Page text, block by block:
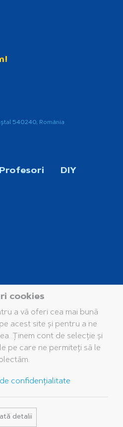
540240, România
Profesori DIY
noastră
Servicii
Cataloage
Întrebări frecvente
cookies
a vă oferi cea mai bună
acest site și pentru a ne
Ținem cont de selecție și
pe care ne permiteți să le
confidențialitate
detalii